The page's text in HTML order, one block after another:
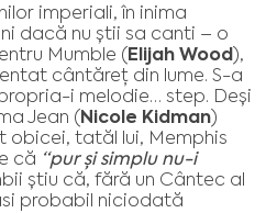
imperiali, în inima
dacă nu știi sa canti – o
Mumble (Elijah Wood),
cântăreț din lume. S-a
i melodie… step. Deși
Jean (Nicole Kidman)
obicei, tatăl lui, Memphis
că “pur și simplu nu-i
știu că, fără un Cântec al
probabil niciodată